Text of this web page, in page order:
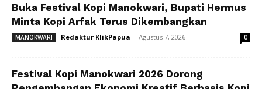
Buka Festival Kopi Manokwari, Bupati Hermus
Minta Kopi Arfak Terus Dikembangkan
MANOKWARI Redaktur KlikPapua - Agustus 7, 2026 0
Festival Kopi Manokwari 2026 Dorong